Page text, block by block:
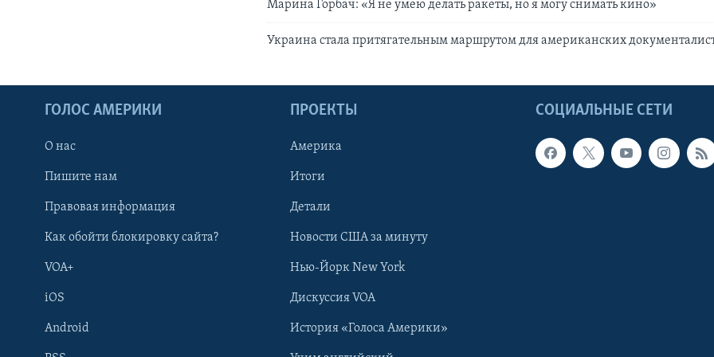
Марина Горбач: «Я не умею делать ракеты, но я могу снимать кино»
Украина стала притягательным маршрутом для американских
СОЦИАЛЬНЫЕ СЕТИ
ГОЛОС АМЕРИКИ
О нас
Пишите нам
Правовая информация
Как обойти блокировку сайта?
VOA+
iOS
Android
ПРОЕКТЫ
Америка
Итоги
Детали
Новости США за минуту
Нью-Йорк New York
Дискуссия VOA
История «Голоса Америки»